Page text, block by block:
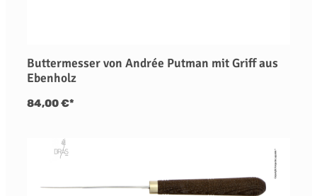
Buttermesser von Andrée Putman mit Griff aus
Ebenholz
84,00 €*